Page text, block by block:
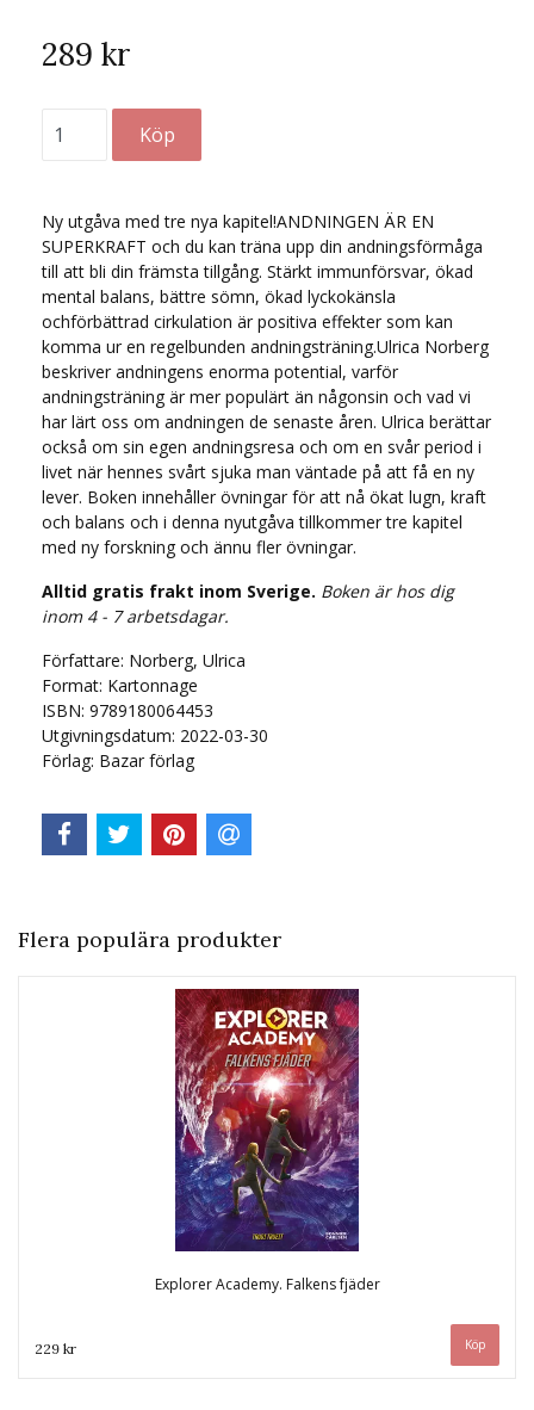
289 kr
Ny utgåva med tre nya kapitel!ANDNINGEN ÄR EN
SUPERKRAFT och du kan träna upp din andningsförmåga
till att bli din främsta tillgång. Stärkt immunförsvar, ökad
mental balans, bättre sömn, ökad lyckokänsla
ochförbättrad cirkulation är positiva effekter som kan
komma ur en regelbunden andningsträning.Ulrica Norberg
beskriver andningens enorma potential, varför
andningsträning är mer populärt än någonsin och vad vi
har lärt oss om andningen de senaste åren. Ulrica berättar
också om sin egen andningsresa och om en svår period i
livet när hennes svårt sjuka man väntade på att få en ny
lever. Boken innehåller övningar för att nå ökat lugn, kraft
och balans och i denna nyutgåva tillkommer tre kapitel
med ny forskning och ännu fler övningar.
Alltid gratis frakt inom Sverige. Boken är hos dig
inom 4 - 7 arbetsdagar.
Författare: Norberg, Ulrica
Format: Kartonnage
ISBN: 9789180064453
Utgivningsdatum: 2022-03-30
Förlag: Bazar förlag
Flera populära produkter
Explorer Academy. Falkens fjäder
229 kr